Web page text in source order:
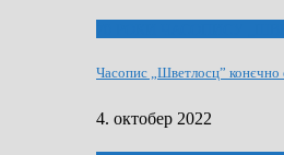
Часопис „Шветлосц”
4. октобер 2022